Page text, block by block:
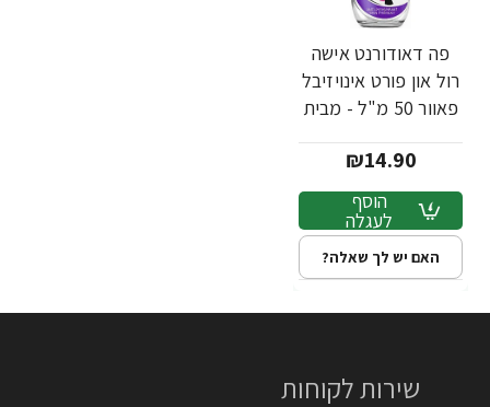
פה דאודורנט אישה
רול און פורט אינויזיבל
פאוור 50 מ"ל - מבית
₪14.90
הוסף
לעגלה
האם יש לך שאלה?
שירות לקוחות